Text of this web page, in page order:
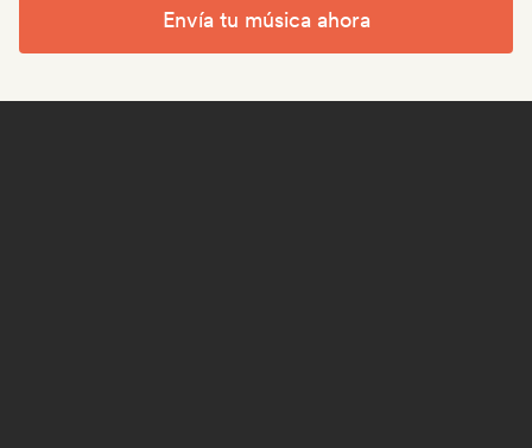
Envía tu música ahora